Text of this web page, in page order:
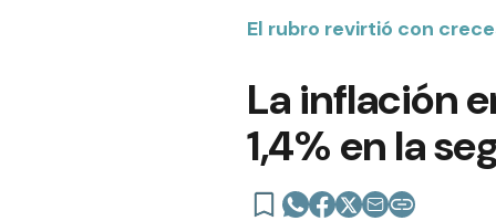
El rubro revirtió con
La inflación
1,4% en la